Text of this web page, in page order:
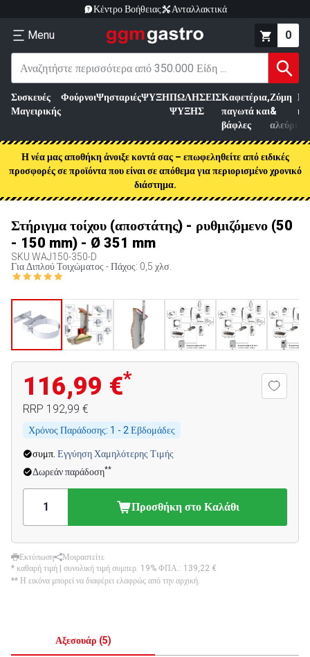
Κέντρο Βοήθειας Ανταλλακτικά
Menu 0
Συσκευές
Μαγειρικής
ΦούρνοιΨησταριέςΨΥΞΗΠΩΛΗΣΕΙΣ
ΨΥΞΗΣ
Καφετέρια,
παγωτά και
βάφλες
Ζύμη
&
αλεύρι
Η νέα μας αποθήκη άνοιξε κοντά σας – επωφεληθείτε από ειδικές
προσφορές σε προϊόντα που είναι σε απόθεμα για περιορισμένο χρονικό
διάστημα.
Στήριγμα τοίχου (αποστάτης) - ρυθμιζόμενο (50
- 150 mm) - Ø 351 mm
SKU WAJ150-350-D
Για Διπλού Τοιχώματος - Πάχος: 0,5 χλσ.
116,99 €*
RRP 192,99 €
Χρόνος Παράδοσης: 1 - 2 Εβδομάδες
συμπ. Εγγύηση Χαμηλότερης Τιμής
Δωρεάν παράδοση**
Προσθήκη στο Καλάθι
Εκτύπωση
Μοιραστείτε
* καθαρή τιμή | συνολική τιμή συμπερ. 19% ΦΠΑ.: 139,22 €
** Η εικόνα μπορεί να διαφέρει ελαφρώς από την αρχική.
Αξεσουάρ (5)